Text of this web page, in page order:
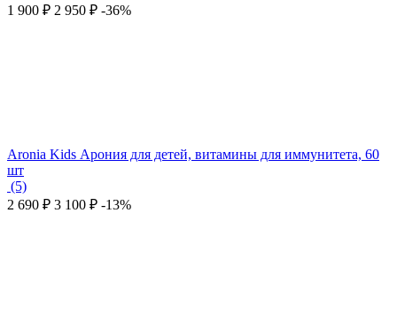
1 900 ₽ 2 950 ₽ -36%
Aronia Kids Арония для детей, витамины для иммунитета, 60
шт
(5)
2 690 ₽ 3 100 ₽ -13%